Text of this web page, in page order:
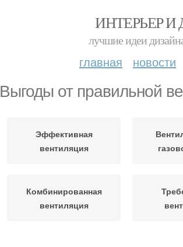
ИНТЕРЬЕР И
лучшие идеи
главная новости
Выгоды от правильной
Эффективная
вентиляция
Комбинированная
вентиляция